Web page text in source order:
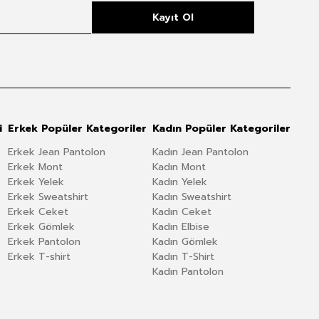
Kayıt Ol
Erkek Popüler Kategoriler
Erkek Jean Pantolon
Erkek Mont
Erkek Yelek
Erkek Sweatshirt
Erkek Ceket
Erkek Gömlek
Erkek Pantolon
Erkek T-shirt
Kadın Popüler Kategoriler
Kadın Jean Pantolon
Kadın Mont
Kadın Yelek
Kadın Sweatshirt
Kadın Ceket
Kadın Elbise
Kadın Gömlek
Kadın T-Shirt
Kadın Pantolon